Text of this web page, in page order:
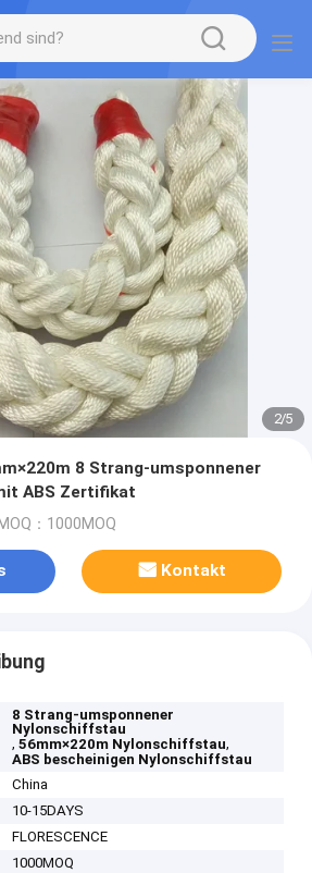
2/5
8 Strang-umsponnener
ABS Zertifikat
MOQ：1000MOQ
Kontakt
8 Strang-umsponnener
Nylonschiffstau
,56mm×220m Nylonschiffstau,
ABS bescheinigen Nylonschiffstau
China
10-15DAYS
FLORESCENCE
1000MOQ